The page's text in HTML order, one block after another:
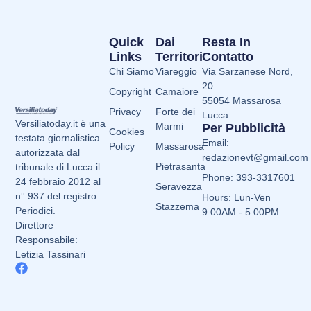
Versiliatoday.it è una
testata giornalistica
autorizzata dal
tribunale di Lucca il
24 febbraio 2012 al
n° 937 del registro
Periodici.
Direttore
Responsabile:
Letizia Tassinari
Dai
Territori
Viareggio
Camaiore
Forte dei
Marmi
Massarosa
Pietrasanta
Seravezza
Stazzema
Quick
Links
Chi Siamo
Copyright
Privacy
Cookies
Policy
Resta In
Contatto
Via Sarzanese Nord,
20
55054 Massarosa
Lucca
Per Pubblicità
Email:
redazionevt@gmail.com
Phone: 393-3317601
Hours: Lun-Ven
9:00AM - 5:00PM